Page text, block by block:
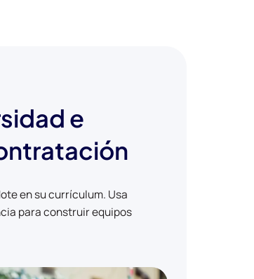
e
en su currículum. Usa
para construir equipos